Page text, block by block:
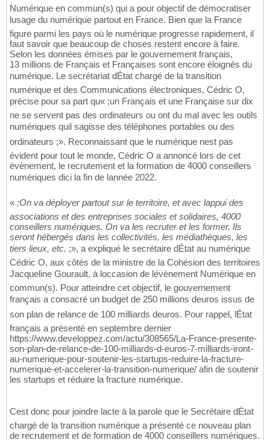
Numérique en commun(s) qui a pour objectif de démocratiser
lusage du numérique partout en France. Bien que la France
figure parmi les pays où le numérique progresse rapidement, il
faut savoir que beaucoup de choses restent encore à faire.
Selon les données émises par le gouvernement français,
13 millions de Français et Françaises sont encore éloignés du
numérique. Le secrétariat dÉtat chargé de la transition
numérique et des Communications électroniques, Cédric O,
précise pour sa part qu« ;un Français et une Française sur dix
ne se servent pas des ordinateurs ou ont du mal avec les outils
numériques quil sagisse des téléphones portables ou des
ordinateurs ;». Reconnaissant que le numérique nest pas
évident pour tout le monde, Cédric O a annoncé lors de cet
évènement, le recrutement et la formation de 4000 conseillers
numériques dici la fin de lannée 2022.
« ;On va déployer partout sur le territoire, et avec lappui des
associations et des entreprises sociales et solidaires, 4000
conseillers numériques. On va les recruter et les former. Ils
seront hébergés dans les collectivités, les médiathèques, les
tiers lieux, etc. ;», a expliqué le secrétaire dÉtat au numérique
Cédric O, aux côtés de la ministre de la Cohésion des territoires
Jacqueline Gourault, à loccasion de lévènement Numérique en
commun(s). Pour atteindre cet objectif, le gouvernement
français a consacré un budget de 250 millions deuros issus de
son plan de relance de 100 milliards deuros. Pour rappel, lÉtat
français a présenté en septembre dernier
https://www.developpez.com/actu/308565/La-France-presente-
son-plan-de-relance-de-100-milliards-d-euros-7-milliards-iront-
au-numerique-pour-soutenir-les-startups-reduire-la-fracture-
numerique-et-accelerer-la-transition-numerique/ afin de soutenir
les startups et réduire la fracture numérique.
Cest donc pour joindre lacte à la parole que le Secrétaire dÉtat
chargé de la transition numérique a présenté ce nouveau plan
de recrutement et de formation de 4000 conseillers numériques.